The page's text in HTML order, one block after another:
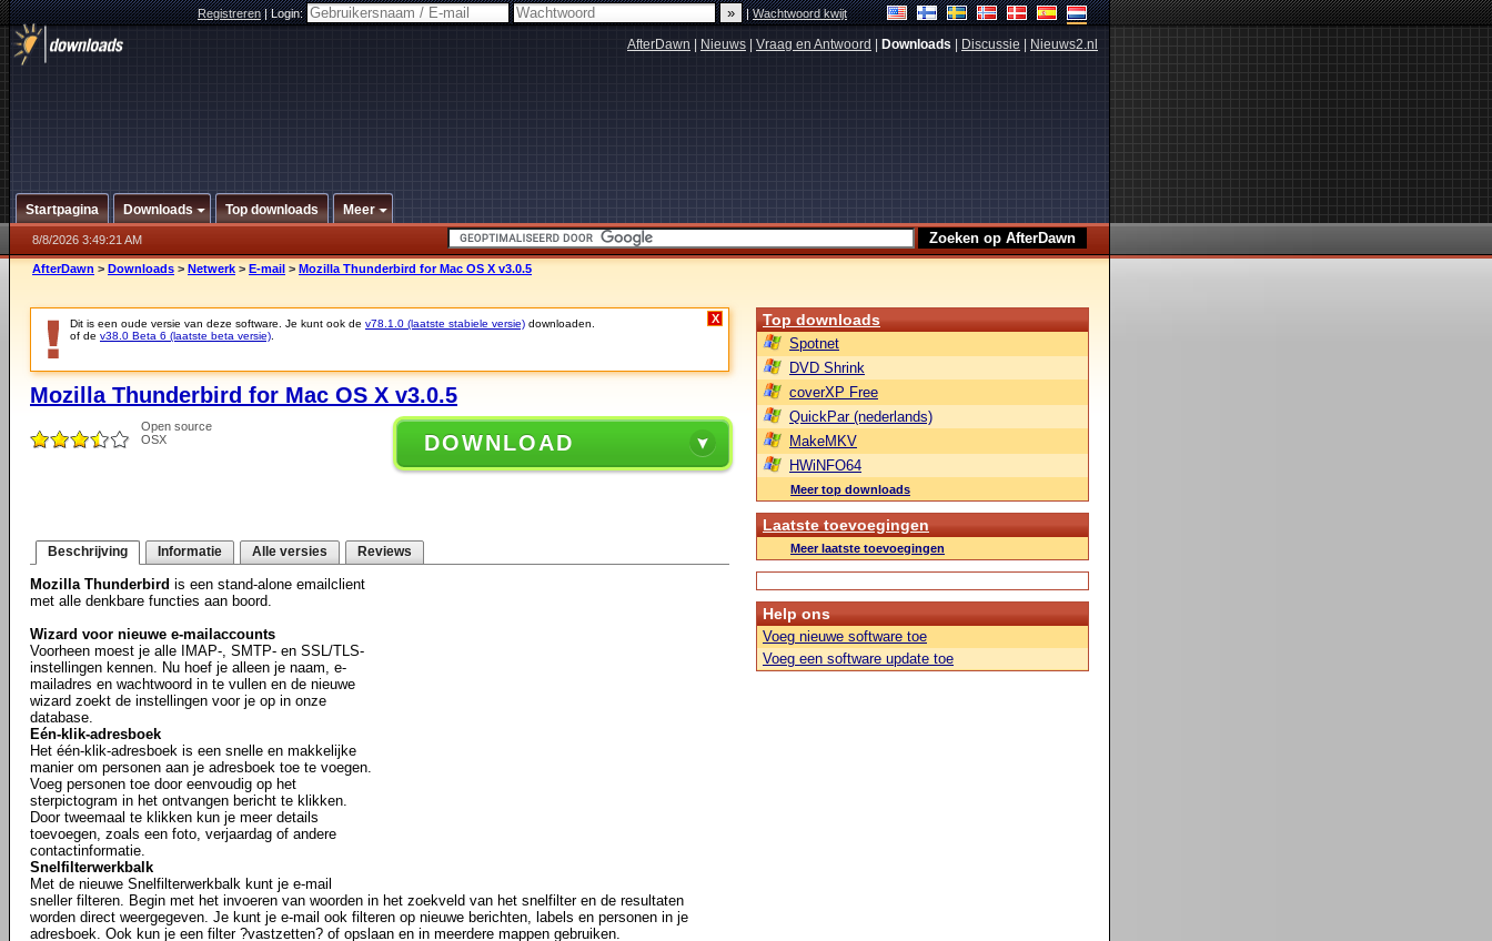
Registreren|Login: |Wachtwoord kwijt
AfterDawn Nieuws Vraag en Antwoord Downloads Discussie Nieuws2.nl
Startpagina Downloads Top downloads Meer
8/8/2026 3:49:21 AM
AfterDawn > Downloads > Netwerk > E-mail > Mozilla Thunderbird for Mac OS X v3.0.5
Dit is een oude versie van deze software. Je kunt ook de v78.1.0 (laatste stabiele versie) downloaden.
of de v38.0 Beta 6 (laatste beta versie)
X
Mozilla Thunderbird for Mac OS X v3.0.5
Open source
OSX
DOWNLOAD
Beschrijving Informatie Alle versies Reviews
Mozilla Thunderbird is een stand-alone emailclient
met alle denkbare functies aan boord.
Wizard voor nieuwe e-mailaccounts
Voorheen moest je alle IMAP-, SMTP- en SSL/TLS-
instellingen kennen. Nu hoef je alleen je naam, e-
mailadres en wachtwoord in te vullen en de nieuwe
wizard zoekt de instellingen voor je op in onze
database.
Eén-klik-adresboek
Het één-klik-adresboek is een snelle en makkelijke
manier om personen aan je adresboek toe te voegen.
Voeg personen toe door eenvoudig op het
sterpictogram in het ontvangen bericht te klikken.
Door tweemaal te klikken kun je meer details
toevoegen, zoals een foto, verjaardag of andere
contactinformatie.
Snelfilterwerkbalk
Met de nieuwe Snelfilterwerkbalk kunt je e-mail
sneller filteren. Begin met het invoeren van woorden in het zoekveld van het snelfilter en de resultaten
worden direct weergegeven. Je kunt je e-mail ook filteren op nieuwe berichten, labels en personen in je
adresboek. Ook kun je een filter ?vastzetten? of opslaan en in meerdere mappen gebruiken.
Top downloads
Spotnet
DVD Shrink
coverXP Free
QuickPar (nederlands)
MakeMKV
HWiNFO64
Meer top downloads
Laatste toevoegingen
Meer laatste toevoegingen
Help ons
Voeg nieuwe software toe
Voeg een software update toe